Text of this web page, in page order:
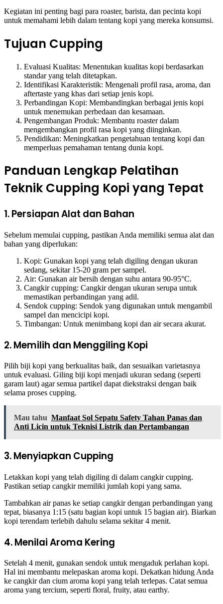
Kegiatan ini penting bagi para roaster, barista, dan pecinta kopi
untuk memahami lebih dalam tentang kopi yang mereka konsumsi.
Tujuan Cupping
Evaluasi Kualitas: Menentukan kualitas kopi berdasarkan
standar yang telah ditetapkan.
Identifikasi Karakteristik: Mengenali profil rasa, aroma, dan
aftertaste yang khas dari setiap jenis kopi.
Perbandingan Kopi: Membandingkan berbagai jenis kopi
untuk menemukan perbedaan dan kesamaan.
Pengembangan Produk: Membantu roaster dalam
mengembangkan profil rasa kopi yang diinginkan.
Pendidikan: Meningkatkan pengetahuan tentang kopi dan
memperluas pemahaman tentang dunia kopi.
Panduan Lengkap Pelatihan
Teknik Cupping Kopi yang Tepat
1. Persiapan Alat dan Bahan
Sebelum memulai cupping, pastikan Anda memiliki semua alat dan
bahan yang diperlukan:
Kopi: Gunakan kopi yang telah digiling dengan ukuran
sedang, sekitar 15-20 gram per sampel.
Air: Gunakan air bersih dengan suhu antara 90-95°C.
Cangkir cupping: Cangkir dengan ukuran serupa untuk
memastikan perbandingan yang adil.
Sendok cupping: Sendok yang digunakan untuk mengambil
sampel dan mencicipi kopi.
Timbangan: Untuk menimbang kopi dan air secara akurat.
2. Memilih dan Menggiling Kopi
Pilih biji kopi yang berkualitas baik, dan sesuaikan varietasnya
untuk evaluasi. Giling biji kopi menjadi ukuran sedang (seperti
garam laut) agar semua partikel dapat diekstraksi dengan baik
selama proses cupping.
Mau tahu Manfaat Sol Sepatu Safety Tahan Panas dan
Anti Licin untuk Teknisi Listrik dan Pertambangan
3. Menyiapkan Cupping
Letakkan kopi yang telah digiling di dalam cangkir cupping.
Pastikan setiap cangkir memiliki jumlah kopi yang sama.
Tambahkan air panas ke setiap cangkir dengan perbandingan yang
tepat, biasanya 1:15 (satu bagian kopi untuk 15 bagian air). Biarkan
kopi terendam terlebih dahulu selama sekitar 4 menit.
4. Menilai Aroma Kering
Setelah 4 menit, gunakan sendok untuk mengaduk perlahan kopi.
Hal ini membantu melepaskan aroma kopi. Dekatkan hidung Anda
ke cangkir dan cium aroma kopi yang telah terlepas. Catat semua
aroma yang tercium, seperti floral, fruity, atau earthy.